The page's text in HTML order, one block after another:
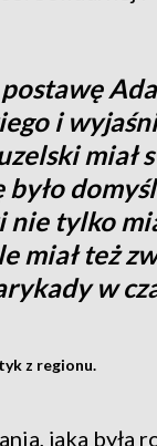
i
miał
było
nie tylko
miał też
w
z regionu.
jaka była